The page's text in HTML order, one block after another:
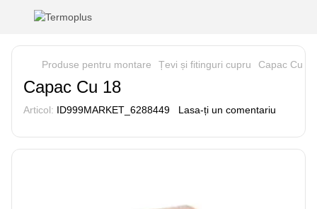
Produse pentru montare Țevi și fitinguri cupru Capac Cu 18
Capac Cu 18
Articol: ID999MARKET_6288449 Lasa-ți un comentariu